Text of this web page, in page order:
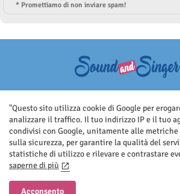
* Promettiamo di non inviare spam!
aggiornato senza nessuna periodicità. Non può
un prodotto editoriale ai sensi della legge
Home
"Questo sito utilizza cookie di Google per
analizzare il traffico. Il tuo indirizzo IP e il tuo
condivisi con Google, unitamente alle
sulla sicurezza, per garantire la qualità del
statistiche di utilizzo e rilevare e contrastare
saperne di più
Acconsento